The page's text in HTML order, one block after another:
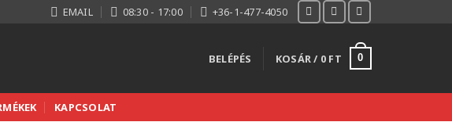
EMAIL 08:30 - 17:00 +36-1-477-4050
BELÉPÉS KOSÁR / 0 FT 0
KAPCSOLAT